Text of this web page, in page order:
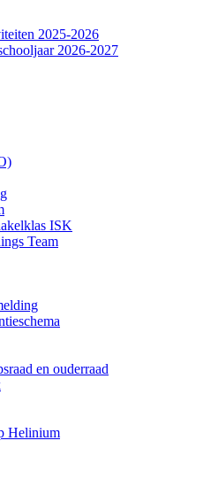
2025-2026
2026-2027
ISK
Team
en ouderraad
Helinium